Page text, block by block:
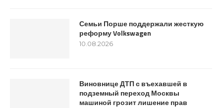
Семьи Порше поддержали жесткую
реформу Volkswagen
10.08.2026
Виновнице ДТП с въехавшей в
подземный переход Москвы
машиной грозит лишение прав